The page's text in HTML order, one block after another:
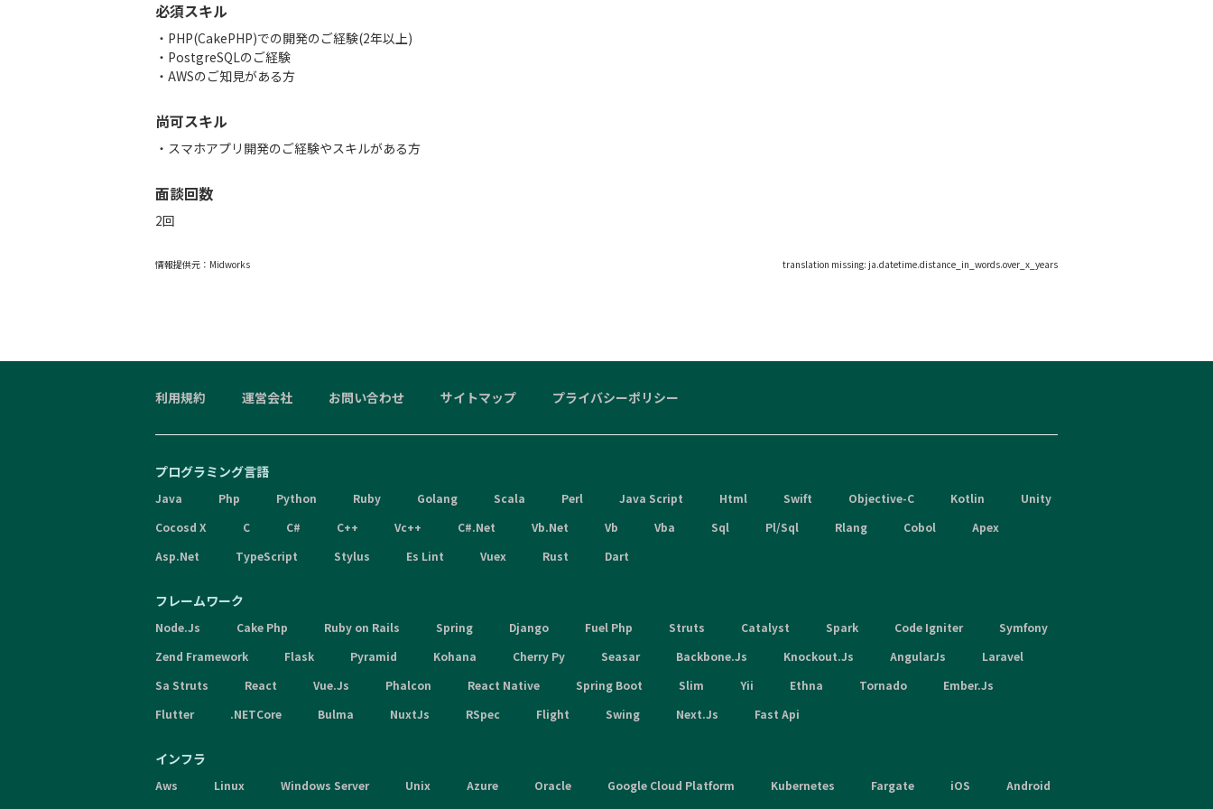
必須スキル
・PHP(CakePHP)での開発のご経験(2年以上)
・PostgreSQLのご経験
・AWSのご知見がある方
尚可スキル
・スマホアプリ開発のご経験やスキルがある方
面談回数
2回
情報提供元： Midworks translation missing: ja.datetime.distance_in_words.over_x_years
利用規約 運営会社 お問い合わせ サイトマップ プライバシーポリシー
プログラミング言語
Java Php Python Ruby Golang Scala Perl Java Script Html Swift Objective-C Kotlin
Unity
Cocosd X
C C# C++ Vc++ C#.Net Vb.Net Vb Vba Sql Pl/Sql Rlang Cobol
Apex
Asp.Net
TypeScript Stylus Es Lint Vuex Rust Dart
フレームワーク
Node.Js Cake Php Ruby on Rails Spring Django Fuel Php Struts Catalyst Spark Code Igniter
Symfony
Zend Framework
Flask Pyramid Kohana Cherry Py Seasar Backbone.Js Knockout.Js AngularJs
Laravel
Sa Struts
React Vue.Js Phalcon React Native Spring Boot Slim Yii Ethna Tornado
Ember.Js
Flutter
.NETCore Bulma NuxtJs RSpec Flight Swing Next.Js Fast Api
インフラ
Aws Linux Windows Server Unix Azure Oracle Google Cloud Platform Kubernetes Fargate iOS Android